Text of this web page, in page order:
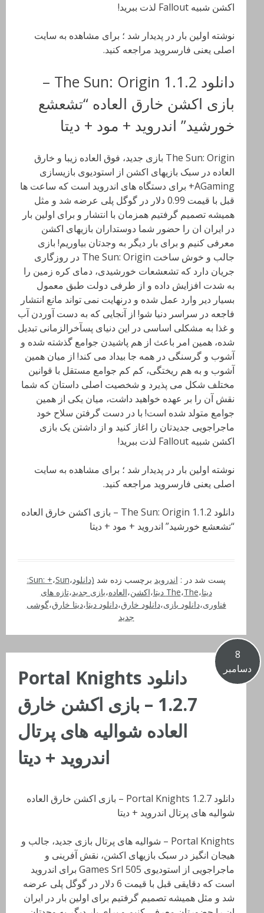
اکشن شبیه Fallout لذت ببرید!
نوشته اولین بار در پدیدار شد ؛ برای مشاهده به سایت
اصلی یعنی فارسروید مراجعه کنید.
دانلود The Sun: Origin 1.1.2 –
بازی اکشن خارق العاده “تشعشع
خورشید” اندروید + مود + دیتا
The Sun: Origin بازی جدید، فوق العاده زیبا و خارق
العاده در سبک بازیهای اکشن از استودیوی بازیسازی
AGaming+ برای دستگاه های اندروید است که ساعت ها
قبل با قیمت 0.99 دلار در گوگل پلی عرضه شد و مثل
همیشه تصمیم گرفتیم همزمان با انتشار و برای اولین بار
در ایران ان را حضور شما دوستداران بازیهای اکشن
معرفی کنیم و برای بار دیگر به وجدتان بیاوریم! بازی
جالب و خوش ساخت The Sun: Origin در روزگاری
جریان دارد که تشعشعات خورشیدی، دمای کره زمین را
به شدت افزایش داده و از طرفی دولت طبق معمول
بسیار دیر وارد عمل شده و درنهایت نمی تواند مانع انتشار
فاجعه در سراسر دنیا شو! از آنجایی که به دست آوردن آب
و غذا به مشکلی اساسی در این دنیای پسآخرالزمانی تبدیل
شده، همین امر باعث از هم پاشیدن جوامع گذشته شده و
آشوب و گرسنگی در همه جا بیداد می کند! از میان همین
آشوب و به هم ریختگی، کم کم جوامع مستقل با قوانین
مختلف شکل می پذیرد و شخصیت اصلی داستان که شما
نقش آن را بر عهده خواهید داشت، میان یکی از همین
جوامع متولد شده است! با در دست گرفتن سلاح خود
ماجراجویی جدیدتان را اغاز کنید و از داشتن یک بازی
اکشن شبیه Fallout لذت ببرید!
نوشته اولین بار در پدیدار شد ؛ برای مشاهده به سایت
اصلی یعنی فارسروید مراجعه کنید.
دانلود The Sun: Origin 1.1.2 – بازی اکشن خارق العاده
“تشعشع خورشید” اندروید + مود + دیتا
پست شد در : اندروید برچسب زده شد (دانلود، Sun: +،
Sun:
دیتا، The،The دیتا ،اکشن،العاده،بازی جدید،تازه های
فناوری،دانلود بازی،دانلود خارق،دانلود دیتا،دیتا خارق،گوشی
جدید
8
دسامبر
دانلود Portal Knights
1.2.7 – بازی اکشن خارق
العاده شوالیه های پرتال
اندروید + دیتا
دانلود Portal Knights 1.2.7 – بازی اکشن خارق العاده
شوالیه های پرتال اندروید + دیتا
Portal Knights – شوالیه های پرتال بازی جدید، جالب و
هیجان انگیز در سبک بازیهای اکشن، نقش آفرینی و
ماجراجویی از استودیوی 505 Games Srl برای اندروید
است که دقایقی قبل با قیمت 6 دلار در گوگل پلی عرضه
شد و مثل همیشه تصمیم گرفتیم برای اولین بار در ایران